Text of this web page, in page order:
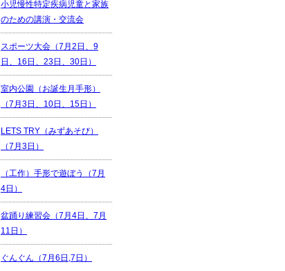
小児慢性特定疾病児童と家族
のための講演・交流会
スポーツ大会（7月2日、9
日、16日、23日、30日）
室内公園（お誕生月手形）
（7月3日、10日、15日）
LETS TRY（みずあそび）
（7月3日）
（工作）手形で遊ぼう（7月
4日）
盆踊り練習会（7月4日、7月
11日）
ぐんぐん（7月6日,7日）